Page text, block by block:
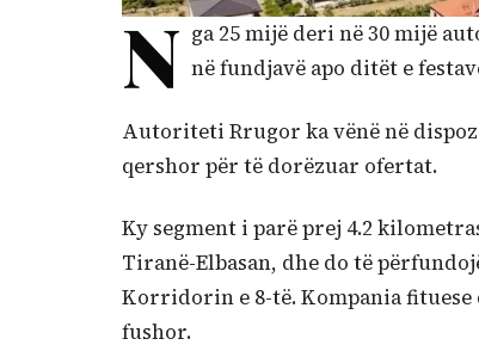
N ga 25 mijë deri në 30 mijë
në fundjavë apo ditët e
Autoriteti Rrugor ka vënë në
qershor për të dorëzuar ofertat.
Ky segment i parë prej 4.2
Tiranë-Elbasan, dhe do të
Korridorin e 8-të. Kompania
fushor.